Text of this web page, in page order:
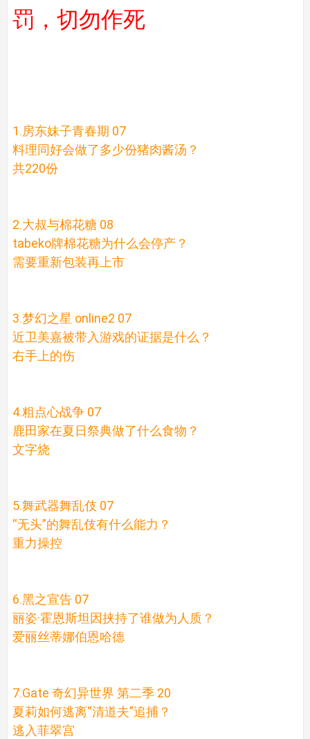
罚，切勿作死
1.房东妹子青春期 07
料理同好会做了多少份猪肉酱汤？
共220份
2.大叔与棉花糖 08
tabeko牌棉花糖为什么会停产？
需要重新包装再上市
3.梦幻之星 online2 07
近卫美嘉被带入游戏的证据是什么？
右手上的伤
4.粗点心战争 07
鹿田家在夏日祭典做了什么食物？
文字烧
5.舞武器舞乱伎 07
“无头”的舞乱伎有什么能力？
重力操控
6.黑之宣告 07
丽姿·霍恩斯坦因挟持了谁做为人质？
爱丽丝蒂娜伯恩哈德
7.Gate 奇幻异世界 第二季 20
夏莉如何逃离“清道夫”追捕？
逃入菲翠宫